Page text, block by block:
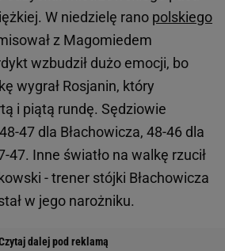
W niedzielę rano polskiego
z Magomiedem
wzbudził dużo emocji, bo
wygrał Rosjanin, który
i piątą rundę. Sędziowie
47 dla Błachowicza, 48-46 dla
47. Inne światło na walkę rzucił
- trener stójki Błachowicza
w jego narożniku.